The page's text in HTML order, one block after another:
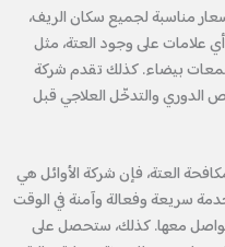
مناسبة لجميع سكان الريف،
علامات على وجود العتة، مثل
بيضاء. كذلك تقدم شركة
والتدخّل العلاجي قبل
العتة، فإن شركة الأوائل هي
سريعة وفعالة وآمنة في الوقت
معها. كذلك، ستحصل على